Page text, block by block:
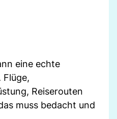
eine echte
Flüge,
Reiserouten
muss bedacht und